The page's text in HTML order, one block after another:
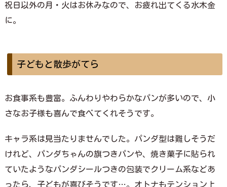
祝日以外の月・火はお休みなので、お疲れ出てくる水木金
に。
子どもと散歩がてら
お食事系も豊富。ふんわりやわらかなパンが多いので、小
さなお子様も喜んで食べてくれそうです。
キャラ系は見当たりませんでした。パンダ型は難しそうだ
けれど、パンダちゃんの旗つきパンや、焼き菓子に貼られ
ていたようなパンダシールつきの包装でクリーム系などあ
ったら、子どもが喜びそうです…。オトナもテンション上